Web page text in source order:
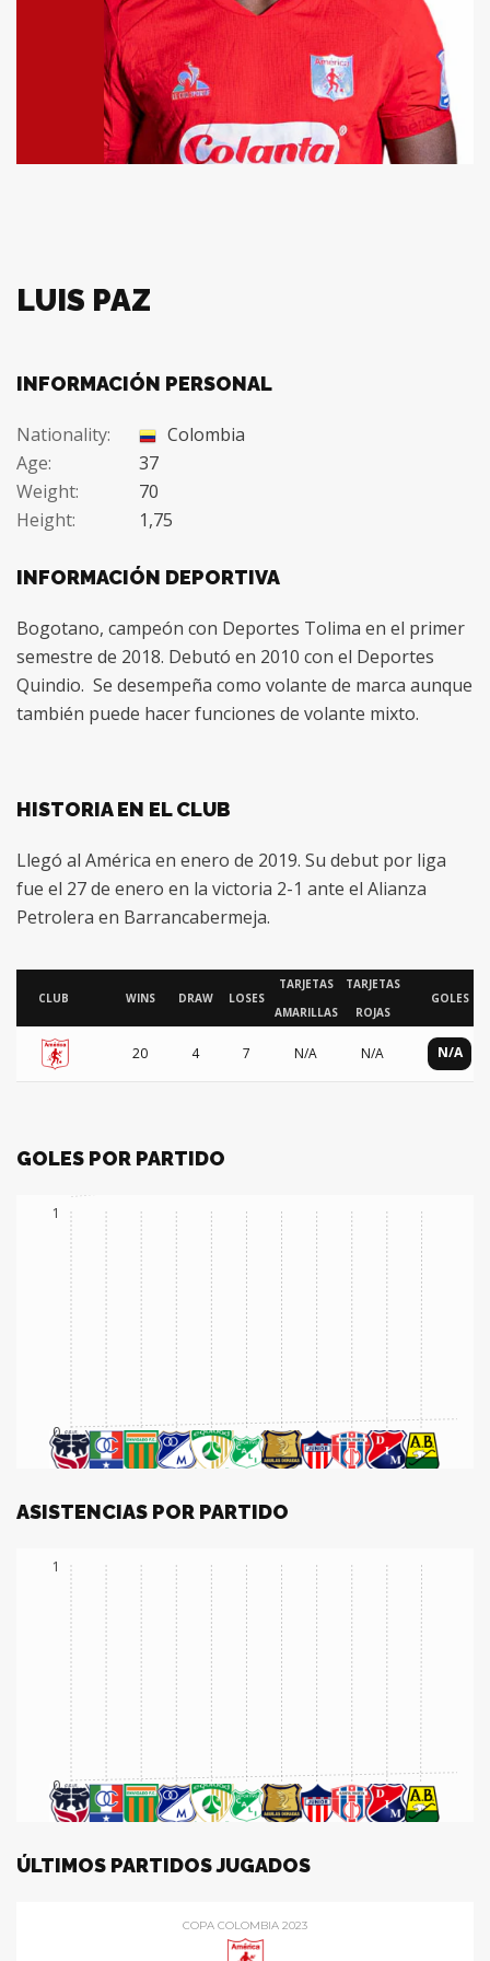
LUIS PAZ
INFORMACIÓN PERSONAL
Nationality:
Colombia
Age:
37
Weight:
70
Height:
1,75
INFORMACIÓN DEPORTIVA
Bogotano, campeón con Deportes Tolima en el primer
semestre de 2018. Debutó en 2010 con el Deportes
Quindio. Se desempeña como volante de marca aunque
también puede hacer funciones de volante mixto.
HISTORIA EN EL CLUB
Llegó al América en enero de 2019. Su debut por liga
fue el 27 de enero en la victoria 2-1 ante el Alianza
Petrolera en Barrancabermeja.
CLUB WINS DRAW LOSES
TARJETAS
AMARILLAS
TARJETAS
ROJAS
GOLES
20 4 7 N/A N/A N/A
GOLES POR PARTIDO
0
1
ASISTENCIAS POR PARTIDO
0
1
ÚLTIMOS PARTIDOS JUGADOS
COPA COLOMBIA 2023